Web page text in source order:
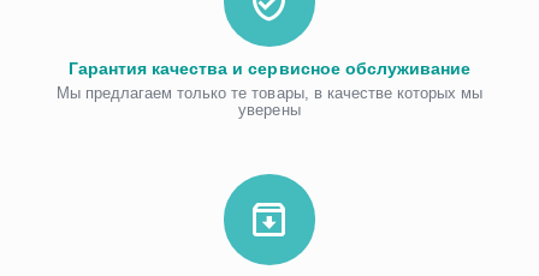
Гарантия качества и сервисное обслуживание
Мы предлагаем только те товары, в качестве которых мы
уверены